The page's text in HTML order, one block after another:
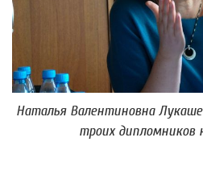
Наталья Валентиновна
троих дипломников